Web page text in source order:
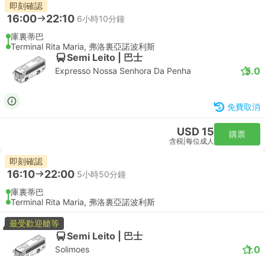
即刻確認
16:00 22:10 6小時10分鐘
庫裏蒂巴
Terminal Rita Maria, 弗洛裏亞諾波利斯
Semi Leito | 巴士
Expresso Nossa Senhora Da Penha 5.0
免費取消
USD 15
含税 每位成人
購票
即刻確認
16:10 22:00 5小時50分鐘
庫裏蒂巴
Terminal Rita Maria, 弗洛裏亞諾波利斯
最受歡迎艙等
Semi Leito | 巴士
Solimoes 1.0